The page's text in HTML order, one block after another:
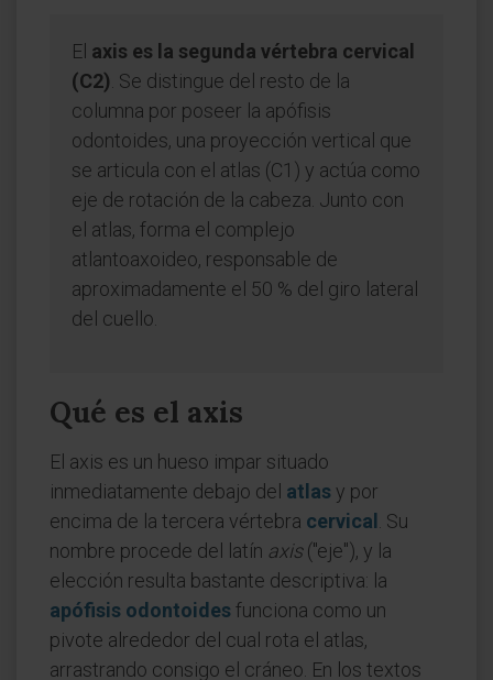
El axis es la segunda vértebra cervical
(C2) . Se distingue del resto de la
columna por poseer la apófisis
odontoides, una proyección vertical que
se articula con el atlas (C1) y actúa como
eje de rotación de la cabeza. Junto con
el atlas, forma el complejo
atlantoaxoideo, responsable de
aproximadamente el 50 % del giro lateral
del cuello.
Qué es el axis
El axis es un hueso impar situado
inmediatamente debajo del atlasy por
encima de la tercera vértebra cervical
. Su
nombre procede del latín axis("eje"), y la
elección resulta bastante descriptiva: la
apófisis odontoidesfunciona como un
pivote alrededor del cual rota el atlas,
arrastrando consigo el cráneo. En los textos